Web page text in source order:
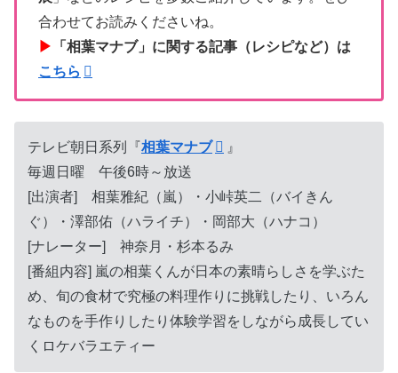
合わせてお読みくださいね。
▶
「相葉マナブ」に関する記事（レシピなど）は
こちら
テレビ朝日系列『相葉マナブ
』
毎週日曜 午後6時～放送
[出演者] 相葉雅紀（嵐）・小峠英二（バイきん
ぐ）・澤部佑（ハライチ）・岡部大（ハナコ）
[ナレーター] 神奈月・杉本るみ
[番組内容] 嵐の相葉くんが日本の素晴らしさを学ぶた
め、旬の食材で究極の料理作りに挑戦したり、いろん
なものを手作りしたり体験学習をしながら成長してい
くロケバラエティー